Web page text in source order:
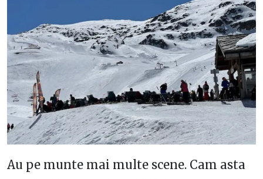
Au pe munte mai multe scene. Cam asta